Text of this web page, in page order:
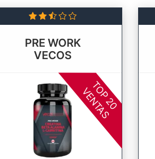
PRE WORK
VECOS
TOP 20
VENTAS